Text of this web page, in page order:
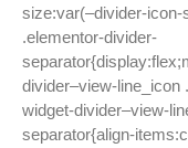
size:var(–divider-
.elementor-divider-
divider–view-line_icon
widget-divider–view-
separator{align-